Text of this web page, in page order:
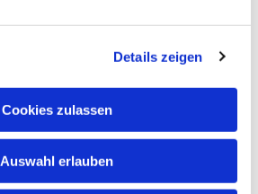
Details zeigen
Cookies zulassen
Auswahl erlauben